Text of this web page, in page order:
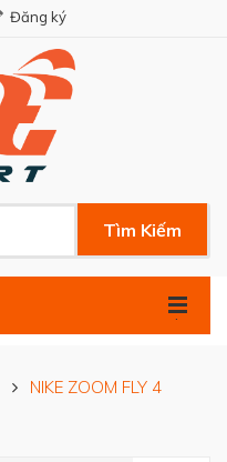
Đăng ký
Tìm Kiếm
.
NIKE ZOOM FLY 4